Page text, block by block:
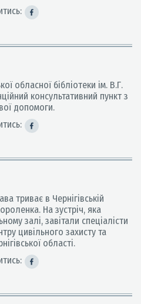
обласної бібліотеки ім. В.Г.
консультативний пункт з
допомоги.
триває в Чернігівській
На зустріч, яка
залі, завітали спеціалісти
цивільного захисту та
області.